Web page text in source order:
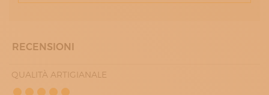
RECENSIONI
QUALITÀ ARTIGIANALE